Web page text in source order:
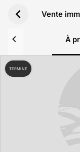
Vente
À
TERMINÉ